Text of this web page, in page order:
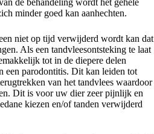
minder goed kan aanhechten.
niet op tijd verwijderd wordt kan dat
Als een tandvleesontsteking te laat
tot in de diepere delen
een parodontitis. Dit kan leiden tot
van het tandvlees waardoor
Dit is voor uw dier zeer pijnlijk en
kiezen en/of tanden verwijderd